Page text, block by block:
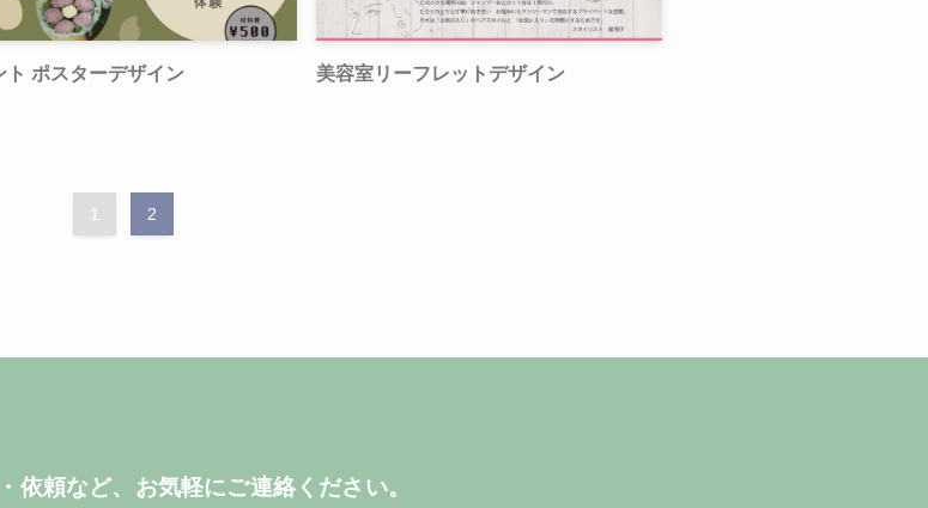
ト ポスターデザイン 美容室リーフレットデザイン
1 2
依頼など、お気軽にご連絡ください。